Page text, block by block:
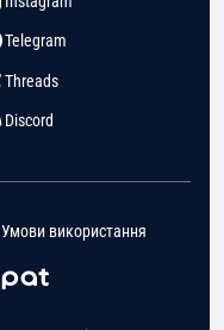
Telegram
Threads
Discord
Умови використання